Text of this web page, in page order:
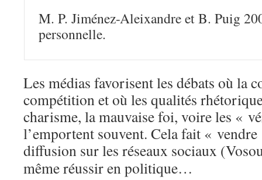
M. P. Jiménez-Aleixandre et B. Puig
personnelle.
Les médias favorisent les débats où la
compétition et où les qualités
charisme, la mauvaise foi, voire les «
l’emportent souvent. Cela fait «
diffusion sur les réseaux sociaux
même réussir en politique…